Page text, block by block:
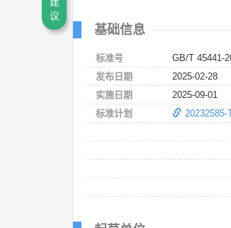
基础信息
标准号
GB/T 45441-
发布日期
2025-02-28
实施日期
2025-09-01
标准计划
20232585-
议